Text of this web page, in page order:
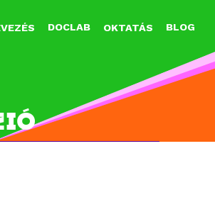
DOCLAB OKTATÁS BLOG